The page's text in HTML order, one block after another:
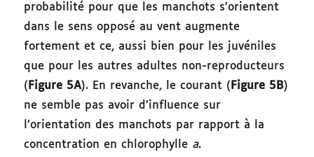
probabilité pour que les manchots s’orientent
dans le sens opposé au vent augmente
fortement et ce, aussi bien pour les juvéniles
que pour les autres adultes non-reproducteurs
( Figure 5A). En revanche, le courant ( Figure 5B)
ne semble pas avoir d’influence sur
l’orientation des manchots par rapport à la
concentration en chlorophylle a.